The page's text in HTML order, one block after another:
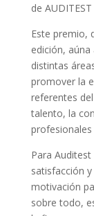
de AUDITEST
Este premio,
edición,
distintas
promover la
referentes
talento, la
Para
satisfacción
motivación
sobre todo,